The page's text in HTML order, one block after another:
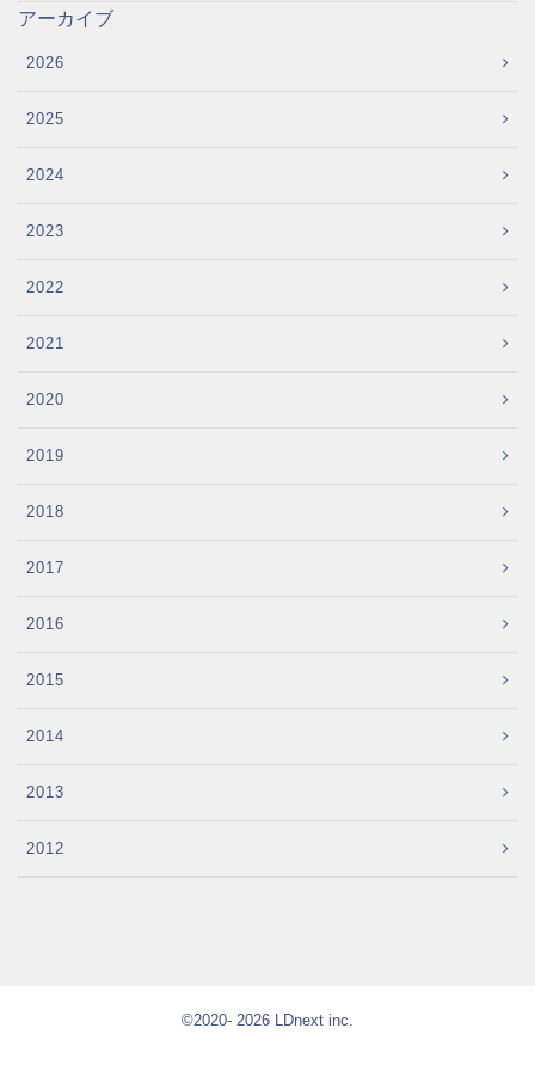
アーカイブ
2026
2025
2024
2023
2022
2021
2020
2019
2018
2017
2016
2015
2014
2013
2012
©2020- 2026 LDnext inc.